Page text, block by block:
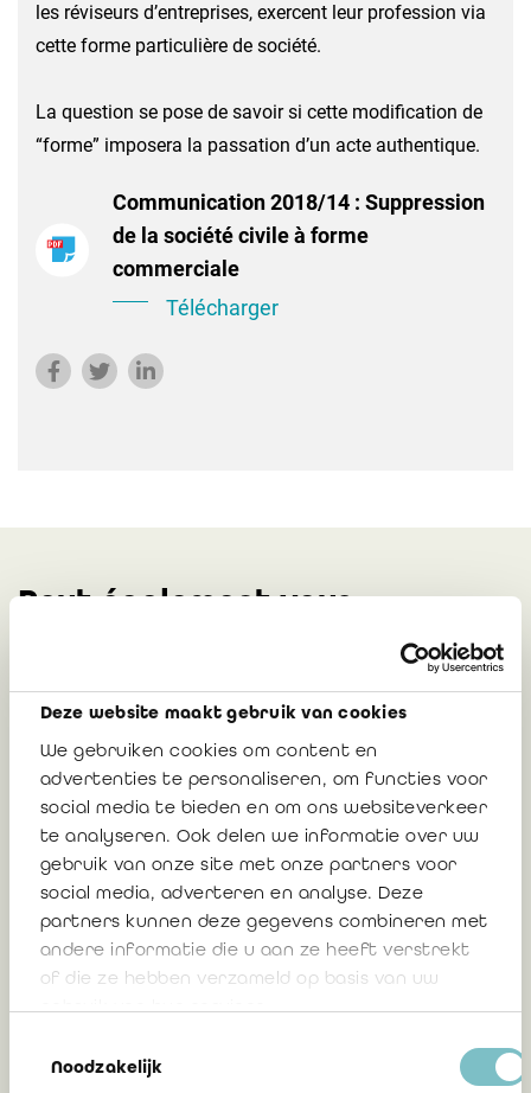
Deze website maakt gebruik van cookies
We gebruiken cookies om content en
advertenties te personaliseren, om functies voor
social media te bieden en om ons websiteverkeer
te analyseren. Ook delen we informatie over uw
gebruik van onze site met onze partners voor
social media, adverteren en analyse. Deze
partners kunnen deze gegevens combineren met
andere informatie die u aan ze heeft verstrekt
of die ze hebben verzameld op basis van uw
Noodzakelijk
les réviseurs d’entreprises, exercent leur profession via
cette forme particulière de société.
La question se pose de savoir si cette modification de
“forme” imposera la passation d’un acte authentique.
Communication 2018/14 : Suppression
de la société civile à forme
commerciale
Télécharger
Peut également vous
Mise en conformité des statuts au CSA
Camille Luxen – Conseiller affaires
juridiques de l'IRE, Juriste d’entreprise
Stef Van Attenhoven, Chef de service HR- de
l'IRE
27 septembre 2023
Communication 2023/07 :